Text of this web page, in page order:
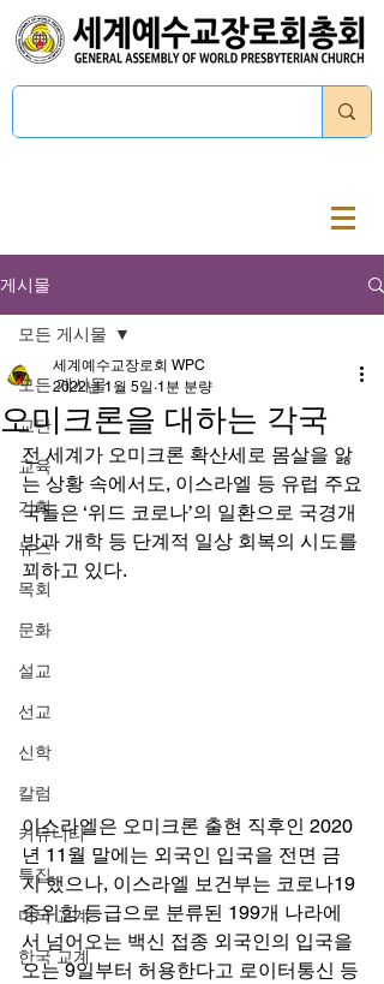
게시물
모든 게시물
교단
교육
기획
뉴스
목회
문화
설교
선교
신학
칼럼
커뮤니티
특집
미국 교계
한국 교계
모든 게시물
오미크론을 대하는 각국
세계예수교장로회 WPC
2022년 1월 5일 1분 분량
전 세계가 오미크론 확산세로 몸살을 앓
는 상황 속에서도, 이스라엘 등 유럽 주요
국들은 ‘위드 코로나’의 일환으로 국경개
방과 개학 등 단계적 일상 회복의 시도를
꾀하고 있다.
이스라엘은 오미크론 출현 직후인 2020
년 11월 말에는 외국인 입국을 전면 금
지 했으나, 이스라엘 보건부는 코로나19
중위험 등급으로 분류된 199개 나라에
서 넘어오는 백신 접종 외국인의 입국을
오는 9일부터 허용한다고 로이터통신 등